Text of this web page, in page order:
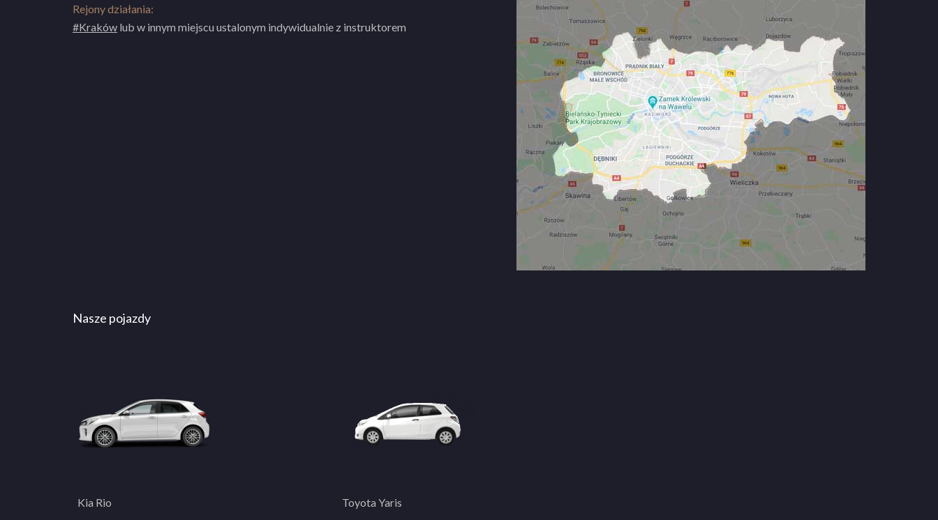
Jazdy „Acceleration”, która współuczestniczy w realizacji programu
szkoleniowego Porsche Polska i jest założycielem Szkoły Jazdy Subaru
oraz od wielu lat uczy techniki jazdy samochodem.
Pakiet 10 godzin dodatkowych praktyki
Rejony działania:
#Kraków lub w innym miejscu ustalonym indywidualnie z instruktorem
Nasze pojazdy
Kia Rio Toyota Yaris